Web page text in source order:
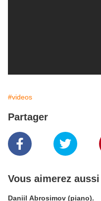
#videos
Partager
Vous aimerez aussi
Daniil Abrosimov (piano).